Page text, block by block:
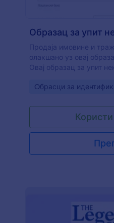
Образац за упит
Продаја имовине и
олакшано уз овај
Овај образац за упит
некретнина и
заинтересоване особе,
су заинтересовани и
Једноставан, а
можеш прилагодити и
користећи Jotform
Go to Category:
Oбрасци за